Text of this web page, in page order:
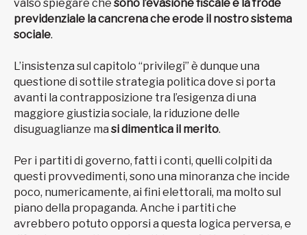
valso spiegare che sono l’evasione fiscale e la frode
previdenziale la cancrena che erode il nostro sistema
sociale.
L’insistenza sul capitolo “privilegi” è dunque una
questione di sottile strategia politica dove si porta
avanti la contrapposizione tra l’esigenza di una
maggiore giustizia sociale, la riduzione delle
disuguaglianze ma si dimentica il merito.
Per i partiti di governo, fatti i conti, quelli colpiti da
questi provvedimenti, sono una minoranza che incide
poco, numericamente, ai fini elettorali, ma molto sul
piano della propaganda. Anche i partiti che
avrebbero potuto opporsi a questa logica perversa, e